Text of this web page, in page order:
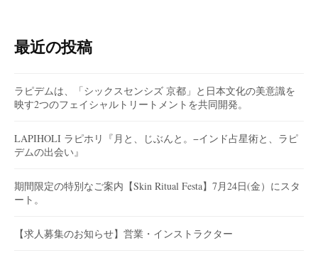
最近の投稿
ラピデムは、「シックスセンシズ 京都」と日本文化の美意識を
映す2つのフェイシャルトリートメントを共同開発。
LAPIHOLI ラピホリ『月と、じぶんと。−インド占星術と、ラピ
デムの出会い』
期間限定の特別なご案内【Skin Ritual Festa】7月24日(金）にスタ
ート。
【求人募集のお知らせ】営業・インストラクター